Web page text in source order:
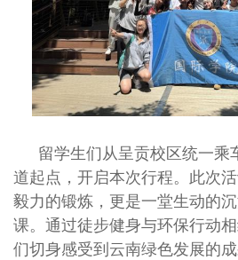
留学生们从呈贡校区统一乘
道起点，开启本次行程。此次
毅力的锻炼，更是一堂生动的
课。通过徒步健身与环保行动
们切身感受到云南绿色发展的成